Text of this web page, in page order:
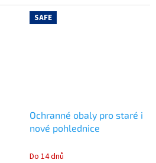
SAFE
Ochranné obaly pro staré i
nové pohlednice
Do 14 dnů